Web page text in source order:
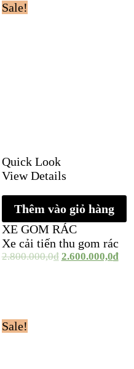
Sale!
Quick Look
View Details
Thêm vào giỏ hàng
XE GOM RÁC
Xe cải tiến thu gom rác
2.800.000,0₫ 2.600.000,0₫
Sale!